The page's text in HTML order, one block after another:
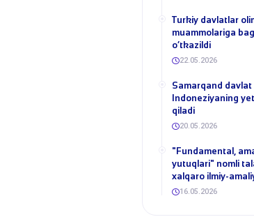
​Turkiy davlatlar
muammolariga
o‘tkazildi
22.05.2026
Samarqand
Indoneziyaning
qiladi
20.05.2026
​"Fundamental,
yutuqlari" nomli
xalqaro ilmiy-
16.05.2026